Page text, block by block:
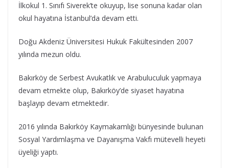
İlkokul 1. Sınıfı Siverek’te okuyup, lise sonuna kadar olan
okul hayatına İstanbul’da devam etti.
Doğu Akdeniz Üniversitesi Hukuk Fakültesinden 2007
yılında mezun oldu.
Bakırköy de Serbest Avukatlık ve Arabuluculuk yapmaya
devam etmekte olup, Bakırköy’de siyaset hayatına
başlayıp devam etmektedir.
2016 yılında Bakırköy Kaymakamlığı bünyesinde bulunan
Sosyal Yardımlaşma ve Dayanışma Vakfı mütevelli heyeti
üyeliği yaptı.